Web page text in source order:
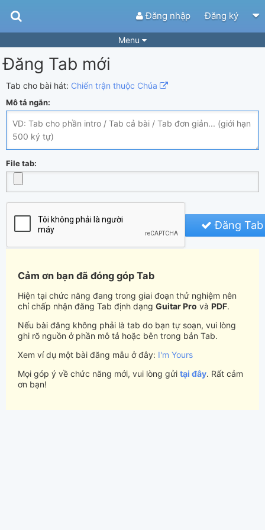
Đăng nhập Đăng ký
Menu
Bài hát
Playlist
Điệu bài hát
Tìm theo hợp âm Tải ứng dụng
Tắt quảng cáo
Đăng Tab mới
Tab cho bài hát: Chiến trận thuộc Chúa
Mô tả ngắn:
File tab:
Đăng
Cảm ơn bạn đã đóng góp Tab
Hiện tại chức năng đang trong giai đoạn thử nghiệm nên
chỉ chấp nhận đăng Tab định dạng Guitar Pro và PDF.
Nếu bài đăng không phải là tab do bạn tự soạn, vui lòng
ghi rõ nguồn ở phần mô tả hoặc bên trong bản Tab.
Xem ví dụ một bài đăng mẫu ở đây: I'm Yours
Mọi góp ý về chức năng mới, vui lòng gửi tại đây. Rất cảm
ơn bạn!